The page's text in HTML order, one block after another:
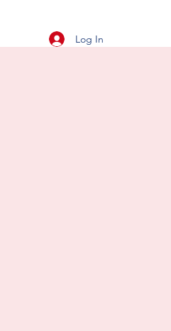
Log In